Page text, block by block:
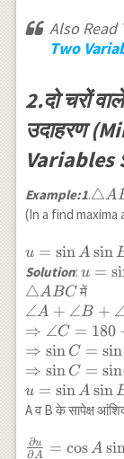
Also Read
Two
2.दो चरों
उदाहरण
Variables
Example:1.△A
(In a find maxima
u=\sin
A \sin
B \sin
C
u = sinA sin
Solution:
A \sin
\sin C
\\
ABC
u = si
△ABC में
\angle
A+\angle
B+\angle
\\
\Rightarrow
(\angle
∠A + ∠B + ∠
⇒ ∠C = 180
⇒ sin C = sin
⇒ sin C = sin
u = sinA sin
A व B के सापेक्ष
\frac{\partial
∂A
∂u = cosA si